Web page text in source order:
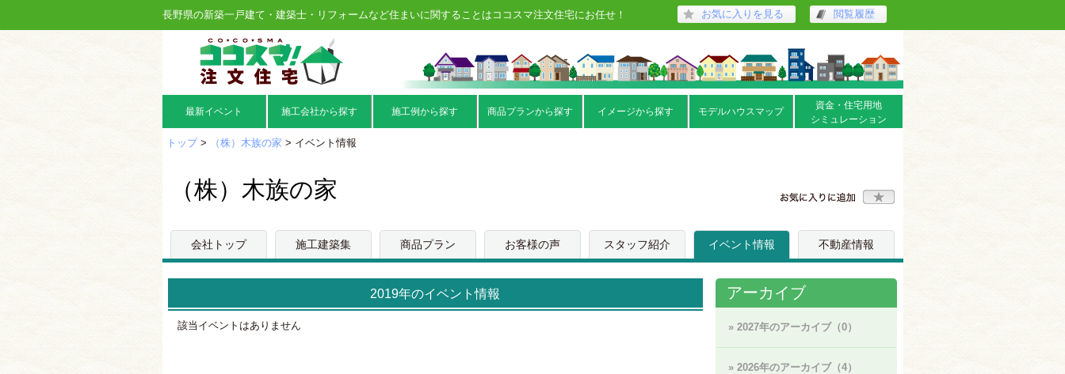
長野県の新築一戸建て・建築士・リフォームなど住まいに関することはココスマ注文住宅にお任せ！ お気に入りを見る 閲覧履歴
最新イベント 施工会社から探す 施工例から探す 商品プランから探す イメージから探す モデルハウスマップ
資金・住宅用地
シミュレーション
トップ> （株）木族の家 > イベント情報
（株）木族の家
会社トップ 施工建築集 商品プラン お客様の声 スタッフ紹介 イベント情報 不動産情報
2019年のイベント情報
該当イベントはありません
アーカイブ
» 2027年のアーカイブ（0）
» 2026年のアーカイブ（4）